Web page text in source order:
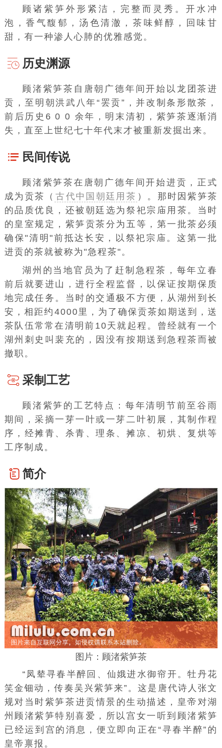
顾诸紫笋外形紧洁，完整而灵秀。开水冲
泡，香气馥郁，汤色清澈，茶味鲜醇，回味甘
甜，有一种渗人心肺的优雅感觉。
历史渊源
顾渚紫笋茶自唐朝 广德年间开始以龙 团茶进
贡，至明朝洪武八年“罢贡”，并改制条形 散茶 ，
前后历史6 0 0 余年，明末清初，紫笋茶逐渐消
失，直至上世纪七十年代末才被重新发掘出来。
民间传说
顾渚紫笋茶在唐朝 广德年间开始进贡，正式
成为贡茶（ 古代中国朝廷用茶 ）。那时因紫笋茶
的品质优良，还被朝廷选为祭祀宗庙用茶。当时
的皇室规定，紫笋贡茶分为五等，第一批茶必须
确保"清明"前抵达长安，以祭祀宗庙。这第一批
进贡的茶就被称为"急程茶"。
湖州的当地官员为了赶制急程茶，每年 立春
前后就要进山，进行全程监督，以保证按期保质
地完成任务。当时的交通极不方便，从湖州到长
安，相距约4000里，为了确保贡茶如期送到，送
茶队伍常常在清明前10天就起程。曾经就有一个
湖州刺史叫裴充的，因没有按期送到急程茶而被
撤职。
采制工艺
顾渚紫笋的 工艺特点
：每年清明节前至谷雨
期间，采摘一芽一叶或一芽二叶初展，其制作程
序，经摊青、杀青、理条、摊凉、初烘、复烘等
工序制成。
简介
图片：顾渚紫笋茶
“凤辇寻春半醉回、仙娥进水御帘开。牡丹花
笑金钿动，传奏吴兴紫笋来”。这是唐代诗人 张文
规对当时紫笋茶进贡情景的生动描述，皇帝对湖
州顾渚紫笋特别喜爱，所以宫女一听到顾渚紫笋
已经运到宫的消息，便立即向正在“寻春半醉”的
皇帝禀报。